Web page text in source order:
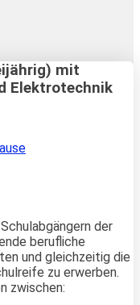
mit
Elektrotechnik
der
berufliche
und gleichzeitig die
zu erwerben.
zwischen: